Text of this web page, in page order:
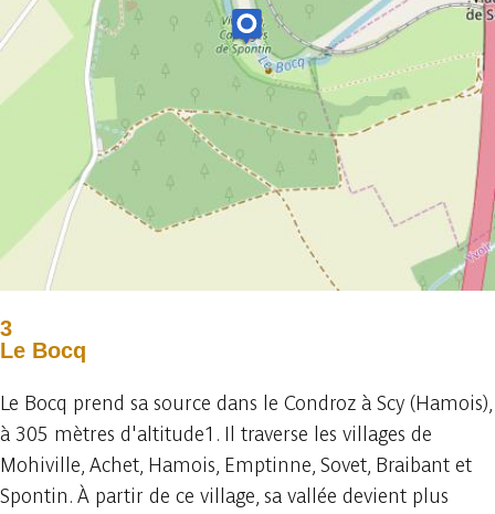
3
Le Bocq
Le Bocq prend sa source dans le Condroz à Scy (Hamois),
à 305 mètres d'altitude1. Il traverse les villages de
Mohiville, Achet, Hamois, Emptinne, Sovet, Braibant et
Spontin. À partir de ce village, sa vallée devient plus